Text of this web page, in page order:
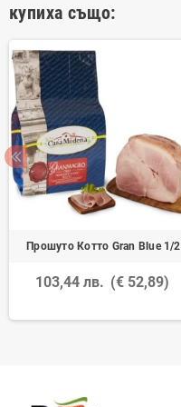
купиха също:
Прошуто Котто Gran Blue 1/2
103,44 лв. (€ 52,89)